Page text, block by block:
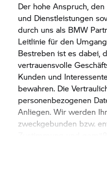
Der hohe Anspruch,
und Dienstleistungen
durch uns als BMW
Leitlinie für den
Bestreben ist es dabei,
vertrauensvolle
Kunden und
bewahren. Die
personenbezogenen
Anliegen. Wir werden
zweckgebunden bzw.
Bestimmungen zum